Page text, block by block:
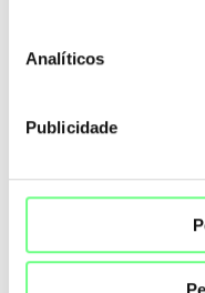
Analíticos
Publicidade